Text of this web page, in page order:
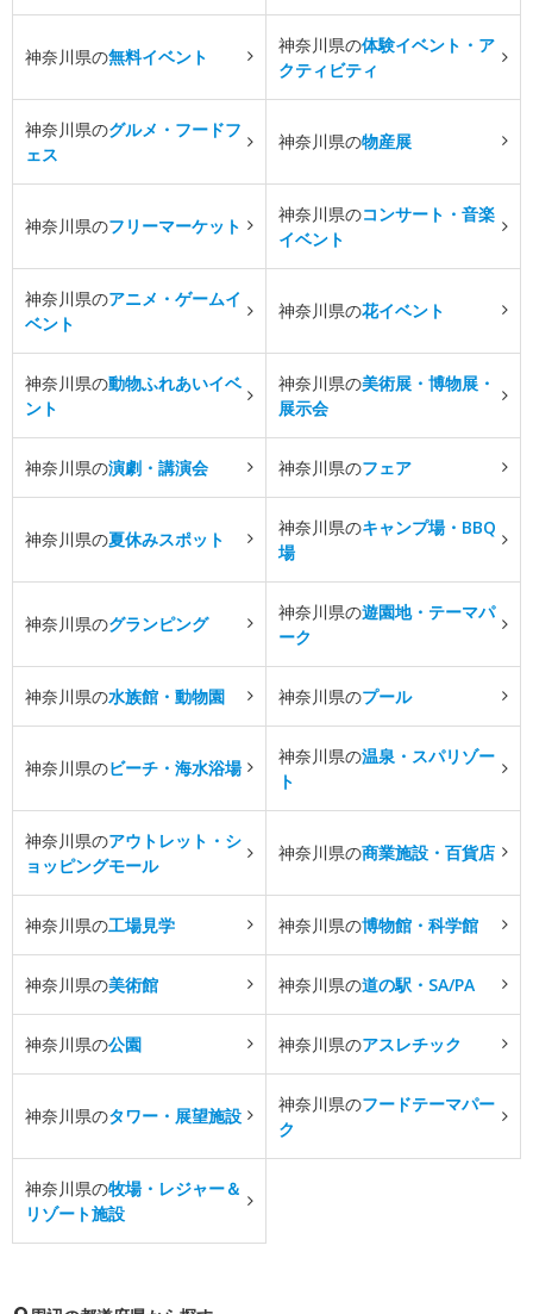
神奈川県の無料イベント
神奈川県の体験イベント・ア
クティビティ
神奈川県のグルメ・フードフ
ェス
神奈川県の物産展
神奈川県のフリーマーケット
神奈川県のコンサート・音楽
イベント
神奈川県のアニメ・ゲームイ
ベント
神奈川県の花イベント
神奈川県の動物ふれあいイベ
ント
神奈川県の美術展・博物展・
展示会
神奈川県の演劇・講演会 神奈川県のフェア
神奈川県の夏休みスポット
神奈川県のキャンプ場・BBQ
場
神奈川県のグランピング
神奈川県の遊園地・テーマパ
ーク
神奈川県の水族館・動物園 神奈川県のプール
神奈川県のビーチ・海水浴場
神奈川県の温泉・スパリゾー
ト
神奈川県のアウトレット・シ
ョッピングモール
神奈川県の商業施設・百貨店
神奈川県の工場見学 神奈川県の博物館・科学館
神奈川県の美術館 神奈川県の道の駅・SA/PA
神奈川県の公園 神奈川県のアスレチック
神奈川県のタワー・展望施設
神奈川県のフードテーマパー
ク
神奈川県の牧場・レジャー＆
リゾート施設